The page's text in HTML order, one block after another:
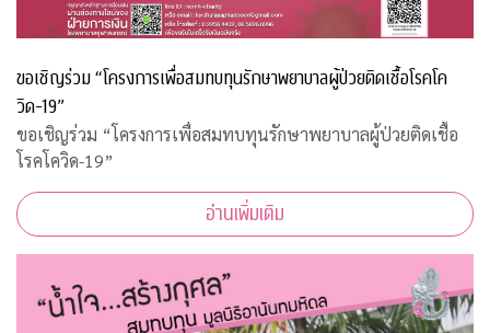
ขอเชิญร่วม “โครงการเพื่อสมทบทุนรักษาพยาบาลผู้ป่วยติดเชื้อโรคโค
วิด-19”
ขอเชิญร่วม “โครงการเพื่อสมทบทุนรักษาพยาบาลผู้ป่วยติดเชื้อ
โรคโควิด-19”
อ่านเพิ่มเติม